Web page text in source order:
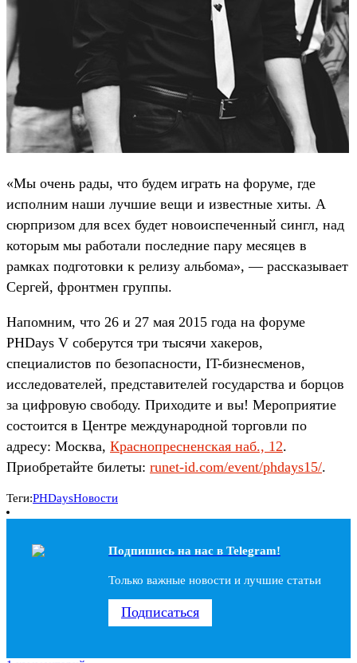
«Мы очень рады, что будем играть на форуме, где
исполним наши лучшие вещи и известные хиты. А
сюрпризом для всех будет новоиспеченный сингл, над
которым мы работали последние пару месяцев в
рамках подготовки к релизу альбома», — рассказывает
Сергей, фронтмен группы.
Напомним, что 26 и 27 мая 2015 года на форуме
PHDays V соберутся три тысячи хакеров,
специалистов по безопасности, IT-бизнесменов,
исследователей, представителей государства и борцов
за цифровую свободу. Приходите и вы! Мероприятие
состоится в Центре международной торговли по
адресу: Москва, Краснопресненская наб., 12.
Приобретайте билеты: runet-id.com/event/phdays15/.
Теги:PHDaysНовости
Подпишись на наc в Telegram!
Только важные новости и лучшие статьи
Подписаться